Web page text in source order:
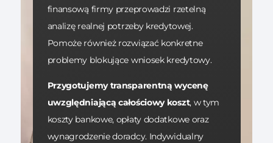
finansową firmy przeprowadzi rzetelną
analizę realnej potrzeby kredytowej.
Pomoże również rozwiązać konkretne
problemy blokujące wniosek kredytowy.
Przygotujemy transparentną wycenę
uwzględniającą całościowy koszt, w tym
koszty bankowe, opłaty dodatkowe oraz
wynagrodzenie doradcy. Indywidualny